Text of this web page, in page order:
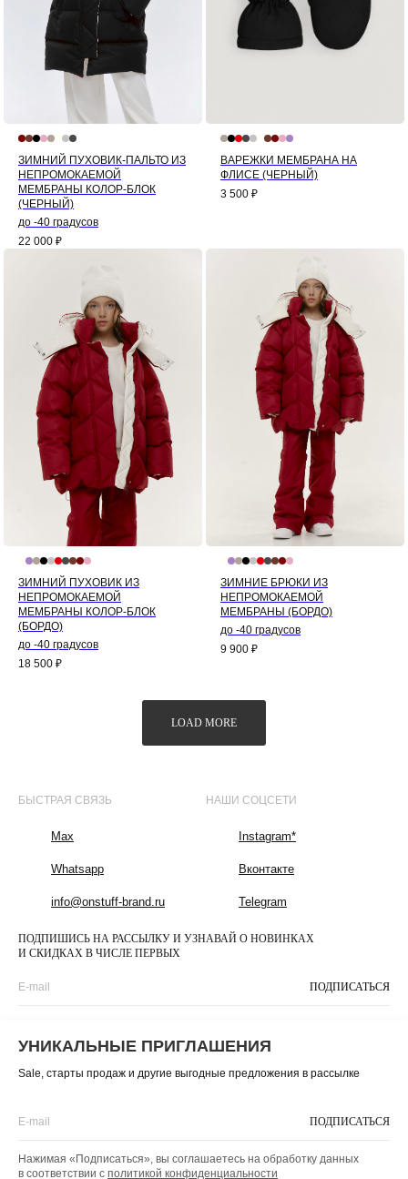
ЗИМНИЙ ПУХОВИК-ПАЛЬТО ИЗ
НЕПРОМОКАЕМОЙ
МЕМБРАНЫ КОЛОР-БЛОК
(ЧЕРНЫЙ)
до -40 градусов
22 000 ₽
ВАРЕЖКИ МЕМБРАНА НА
ФЛИСЕ (ЧЕРНЫЙ)
3 500 ₽
ЗИМНИЙ ПУХОВИК ИЗ
НЕПРОМОКАЕМОЙ
МЕМБРАНЫ КОЛОР-БЛОК
(БОРДО)
до -40 градусов
18 500 ₽
ЗИМНИЕ БРЮКИ ИЗ
НЕПРОМОКАЕМОЙ
МЕМБРАНЫ (БОРДО)
до -40 градусов
9 900 ₽
LOAD MORE
ПОДПИШИСЬ НА РАССЫЛКУ И УЗНАВАЙ О НОВИНКАХ
И СКИДКАХ В ЧИСЛЕ ПЕРВЫХ
ПОДПИСАТЬСЯ
в соответствии сполитикой конфиденциальности
БЫСТРАЯ СВЯЗЬ
Max
Whatsapp
info@onstuff-brand.ru
НАШИ СОЦСЕТИ
Instagram*
Вконтакте
Telegram
ИП Цховребова Ольга
Оферта Политика конфиденциальности Разработка сайта
* запрещенная сеть в РФ
УНИКАЛЬНЫЕ ПРИГЛАШЕНИЯ
Sale, старты продаж и другие выгодные предложения в рассылке
ПОДПИСАТЬСЯ
Нажимая «Подписаться», вы соглашаетесь на обработку данных
в соответствии с политикой конфиденциальности